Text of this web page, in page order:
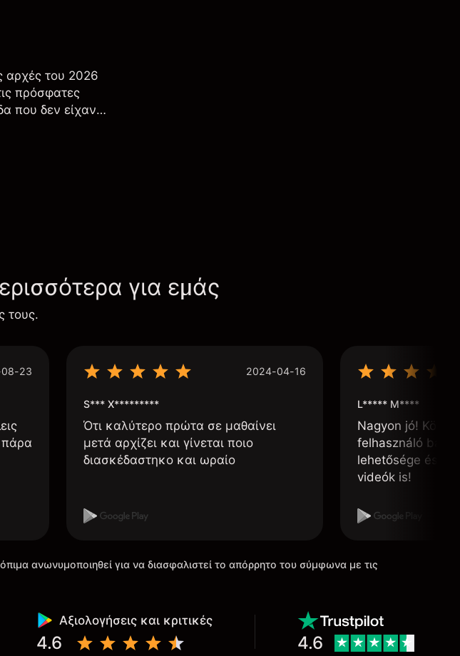
αρχές του 2026
πρόσφατες
που δεν είχαν
για εμάς
τους.
23
πάρα
2024-04-16
S*** X*********
Ότι καλύτερο πρώτα σε μαθαίνει
μετά αρχίζει και γίνεται ποιο
διασκέδαστηκο και ωραίο
L***** M****
Nagyon jó!
felhasználó
lehetősége és,
videók is!
ανωνυμοποιηθεί για να διασφαλιστεί το απόρρητο του σύμφωνα με τις
Αξιολογήσεις και κριτικές
4.6 4.6